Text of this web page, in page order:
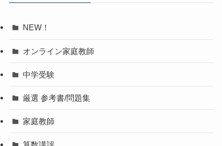
NEW！
オンライン家庭教師
中学受験
厳選 参考書/問題集
家庭教師